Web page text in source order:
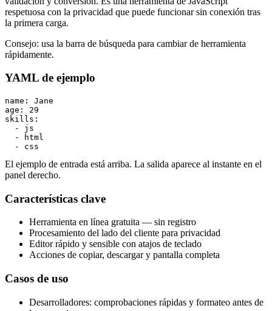
respetuosa con la privacidad que puede funcionar sin conexión tras
la primera carga.
Consejo: usa la barra de búsqueda para cambiar de herramienta
rápidamente.
YAML de ejemplo
name: Jane
age: 29
skills:
  - js
  - html
  - css
El ejemplo de entrada está arriba. La salida aparece al instante en el
panel derecho.
Características clave
Herramienta en línea gratuita — sin registro
Procesamiento del lado del cliente para privacidad
Editor rápido y sensible con atajos de teclado
Acciones de copiar, descargar y pantalla completa
Casos de uso
Desarrolladores: comprobaciones rápidas y formateo antes de